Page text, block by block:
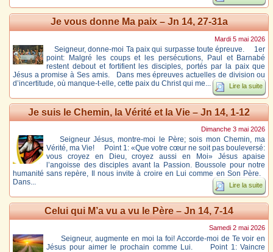
Je vous donne Ma paix – Jn 14, 27-31a
Mardi 5 mai 2026
Seigneur, donne-moi Ta paix qui surpasse toute épreuve. 1er
point: Malgré les coups et les persécutions, Paul et Barnabé
restent debout et fortifient les disciples, portés par la paix que
Jésus a promise à Ses amis. Dans mes épreuves actuelles de division ou
d’incertitude, où manque-t-elle, cette paix du Christ qui me...
Lire la suite
Je suis le Chemin, la Vérité et la Vie – Jn 14, 1-12
Dimanche 3 mai 2026
Seigneur Jésus, montre-moi le Père; sois mon Chemin, ma
Vérité, ma Vie! Point 1: «Que votre cœur ne soit pas bouleversé:
vous croyez en Dieu, croyez aussi en Moi» Jésus apaise
l’angoisse des disciples avant la Passion. Boussole pour notre
humanité sans repère, Il nous invite à croire en Lui comme en Son Père.
Dans...
Lire la suite
Celui qui M’a vu a vu le Père – Jn 14, 7-14
Samedi 2 mai 2026
Seigneur, augmente en moi la foi! Accorde-moi de Te voir en
Jésus pour aimer le prochain comme Lui. Point 1: Vaincre